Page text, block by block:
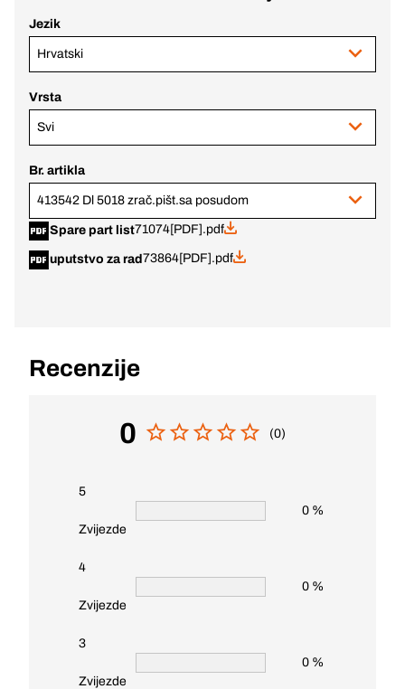
Jezik
Hrvatski
Vrsta
Svi
Br. artikla
413542 Dl 5018 zrač.pišt.sa posudom
Spare part list71074[PDF].pdf
uputstvo za rad 73864[PDF].pdf
Recenzije
0 (0)
5
Zvijezde
0 %
4
Zvijezde
0 %
3
Zvijezde
0 %